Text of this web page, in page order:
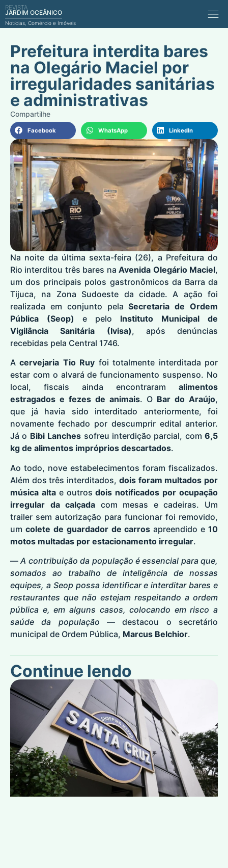
REVISTA
JARDIM OCEÂNICO
Notícias, Comércio e Imóveis
Prefeitura interdita bares
na Olegário Maciel por
irregularidades sanitárias
e administrativas
Facebook WhatsApp LinkedIn
Na noite da última sexta-feira (26), a Prefeitura do
Rio interditou três bares naAvenida Olegário Maciel,
um dos principais polos gastronômicos da Barra da
Tijuca, na Zona Sudoeste da cidade. A ação foi
realizada em conjunto pelaSecretaria de Ordem
Pública (Seop) e pelo Instituto Municipal de
Vigilância Sanitária (Ivisa), após denúncias
recebidas pela Central 1746.
Acervejaria Tio Ruy foi totalmente interditada por
estar com o alvará de funcionamento suspenso. No
local, fiscais ainda encontraram alimentos
estragados e fezes de animais. O Bar do Araújo,
que já havia sido interditado anteriormente, foi
novamente fechado por descumprir edital anterior.
Já o Bibi Lanches sofreu interdição parcial, com 6,5
kg de alimentos impróprios descartados.
Ao todo, nove estabelecimentos foram fiscalizados.
Além dos três interditados, dois foram multados por
música altae outrosdois notificados por ocupação
irregular da calçada com mesas e cadeiras. Um
trailer sem autorização para funcionar foi removido,
um colete de guardador de carros apreendido e 10
motos multadas por estacionamento irregular.
—A contribuição da população é essencial para que,
somados ao trabalho de inteligência de nossas
equipes, a Seop possa identificar e interditar bares e
restaurantes que não estejam respeitando a ordem
pública e, em alguns casos, colocando em risco a
saúde da população — destacou o secretário
municipal de Ordem Pública, Marcus Belchior.
Continue lendo